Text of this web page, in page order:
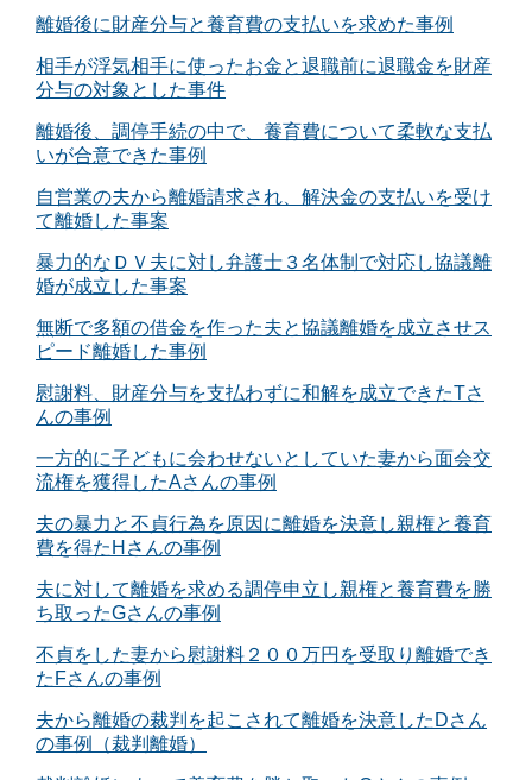
離婚後に財産分与と養育費の支払いを求めた事例
相手が浮気相手に使ったお金と退職前に退職金を財産
分与の対象とした事件
離婚後、調停手続の中で、養育費について柔軟な支払
いが合意できた事例
自営業の夫から離婚請求され、解決金の支払いを受け
て離婚した事案
暴力的なＤＶ夫に対し弁護士３名体制で対応し協議離
婚が成立した事案
無断で多額の借金を作った夫と協議離婚を成立させス
ピード離婚した事例
慰謝料、財産分与を支払わずに和解を成立できたTさ
んの事例
一方的に子どもに会わせないとしていた妻から面会交
流権を獲得したAさんの事例
夫の暴力と不貞行為を原因に離婚を決意し親権と養育
費を得たHさんの事例
夫に対して離婚を求める調停申立し親権と養育費を勝
ち取ったGさんの事例
不貞をした妻から慰謝料２００万円を受取り離婚でき
たFさんの事例
夫から離婚の裁判を起こされて離婚を決意したDさん
の事例（裁判離婚）